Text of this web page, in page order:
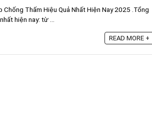
Thấm Hiệu Quả Nhất Hiện Nay 2025 .Tổng
hiện nay: từ ...
READ MORE +